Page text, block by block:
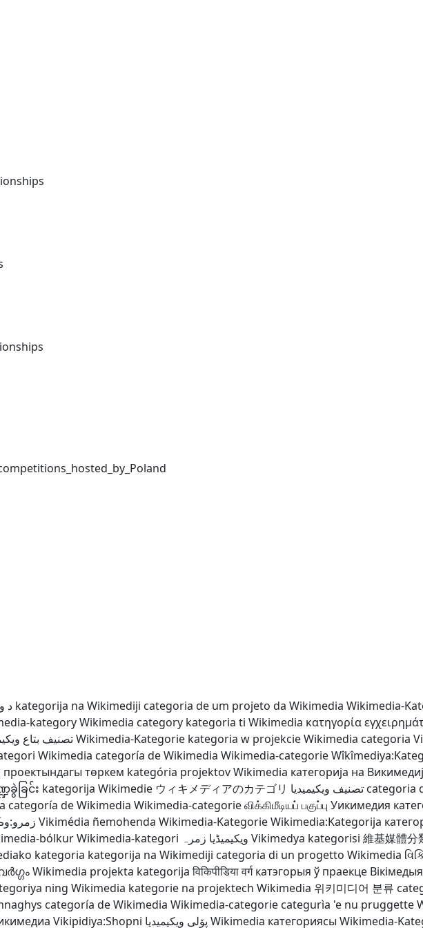
د kategorija na Wikimediji categoria de um projeto da Wikimedia Wikimedia-
kategoryWikimedia category kategoria ti Wikimedia κατηγορία
تصنيف بتاعWikimedia-Kategorie kategoria w projekcie Wikimedia categoria
Wikimedia categoría de Wikimedia Wikimedia-categorie
төркем kategória projektov Wikimedia категорија на
ခွဲခြင်း kategorija Wikimedie ウィキメディアのカテゴリ تصنيف ويكيميديا categoria
categoría de Wikimedia Wikimedia-categorieவிக்கிமீடியப் பகுப்பு Уикимедия
Vikimédia ñemohenda Wikimedia-KategorieWikimedia:Kategorija
bólkurWikimedia-kategori ویکیمیڈیا زمرہ Vikimedya kategorisi 維基媒體分
kategoria kategorija na Wikimediji categoria di un progetto Wikimedia
Wikimedia projekta kategorija विकिपीडिया वर्ग катэгорыя ў праекце Вікімедыя
ning Wikimedia kategorie na projektech Wikimedia 위키미디어 분류
categoría de Wikimedia Wikimedia-categorie categurìa 'e nu pruggette
Vikipidiya:Shopni پۆلی ویکیمیدیا Wikimedia категориясы Wikimedia-